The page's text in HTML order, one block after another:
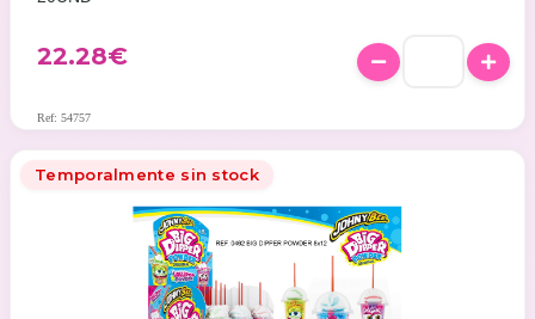
22.28€
Ref: 54757
Temporalmente sin stock